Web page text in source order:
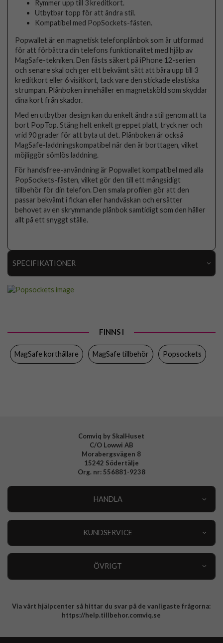
Rymmer upp till 3 kreditkort.
Utbytbar topp för att ändra stil.
Kompatibel med PopSockets-fästen.
Popwallet är en magnetisk telefonplånbok som är utformad
för att förbättra din telefons funktionalitet med hjälp av
MagSafe-tekniken. Den fästs säkert på iPhone 12-serien
och senare skal och ger ett bekvämt sätt att bära upp till 3
kreditkort eller 6 visitkort, tack vare den stickade elastiska
strumpan. Plånboken innehåller en magnetsköld som skyddar
dina kort från skador.
Med en utbytbar design kan du enkelt ändra stil genom att ta
bort PopTop. Stäng helt enkelt greppet platt, tryck ner och
vrid 90 grader för att byta ut det. Plånboken är också
MagSafe-laddningskompatibel när den är borttagen, vilket
möjliggör sömlös laddning.
För handsfree-användning är Popwallet kompatibel med alla
PopSockets-fästen, vilket gör den till ett mångsidigt
tillbehör för din telefon. Den smala profilen gör att den
passar bekvämt i fickan eller handväskan och ersätter
behovet av en skrymmande plånbok samtidigt som den håller
allt på ett snyggt ställe.
SPECIFIKATIONER
Varumärke Popsockets
FINNS I
MagSafe korthållare MagSafe tillbehör Popsockets
Comviq by SkalHuset
C/O Lowwi AB
Morabergsvägen 8
15242 Södertälje
Org. nr: 556881-9238
HANDLA
KUNDSERVICE
ÖVRIGT
Integritetspolicy
Via vårt hjälpcenter så hittar du svar på de vanligaste frågorna:
https://help.tillbehor.comviq.se